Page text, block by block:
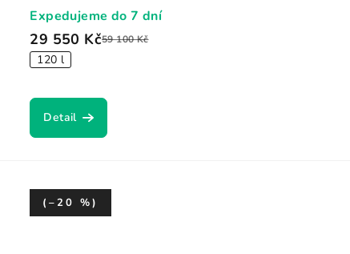
29 550 Kč59 100 Kč
120 l
Expedujeme do 7 dní
Detail
(–20 %)